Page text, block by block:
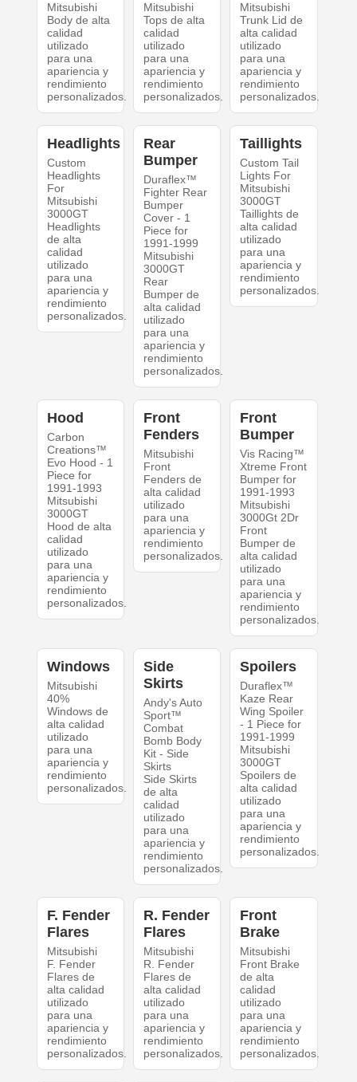
Mitsubishi
Body de alta
calidad
utilizado
para una
apariencia y
rendimiento
personalizados.
Mitsubishi
Tops de alta
calidad
utilizado
para una
apariencia y
rendimiento
personalizados.
Mitsubishi
Trunk Lid de
alta calidad
utilizado
para una
apariencia y
rendimiento
personalizados.
Headlights
Custom
Headlights
For
Mitsubishi
3000GT
Headlights
de alta
calidad
utilizado
para una
apariencia y
rendimiento
personalizados.
Rear
Bumper
Duraflex™
Fighter Rear
Bumper
Cover - 1
Piece for
1991-1999
Mitsubishi
3000GT
Rear
Bumper de
alta calidad
utilizado
para una
apariencia y
rendimiento
personalizados.
Taillights
Custom Tail
Lights For
Mitsubishi
3000GT
Taillights de
alta calidad
utilizado
para una
apariencia y
rendimiento
personalizados.
Hood
Carbon
Creations™
Evo Hood - 1
Piece for
1991-1993
Mitsubishi
3000GT
Hood de alta
calidad
utilizado
para una
apariencia y
rendimiento
personalizados.
Front
Fenders
Mitsubishi
Front
Fenders de
alta calidad
utilizado
para una
apariencia y
rendimiento
personalizados.
Front
Bumper
Vis Racing™
Xtreme Front
Bumper for
1991-1993
Mitsubishi
3000Gt 2Dr
Front
Bumper de
alta calidad
utilizado
para una
apariencia y
rendimiento
personalizados.
Windows
Mitsubishi
40%
Windows de
alta calidad
utilizado
para una
apariencia y
rendimiento
personalizados.
Side
Skirts
Andy's Auto
Sport™
Combat
Bomb Body
Kit - Side
Skirts
Side Skirts
de alta
calidad
utilizado
para una
apariencia y
rendimiento
personalizados.
Spoilers
Duraflex™
Kaze Rear
Wing Spoiler
- 1 Piece for
1991-1999
Mitsubishi
3000GT
Spoilers de
alta calidad
utilizado
para una
apariencia y
rendimiento
personalizados.
F. Fender
Flares
Mitsubishi
F. Fender
Flares de
alta calidad
utilizado
para una
apariencia y
rendimiento
personalizados.
R. Fender
Flares
Mitsubishi
R. Fender
Flares de
alta calidad
utilizado
para una
apariencia y
rendimiento
personalizados.
Front
Brake
Mitsubishi
Front Brake
de alta
calidad
utilizado
para una
apariencia y
rendimiento
personalizados.